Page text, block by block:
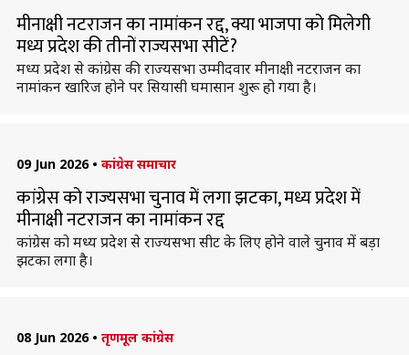
मीनाक्षी नटराजन का नामांकन रद्द, क्या भाजपा को मिलेगी
मध्य प्रदेश की तीनों राज्यसभा सीटें?
मध्य प्रदेश से कांग्रेस की राज्यसभा उम्मीदवार मीनाक्षी नटराजन का
नामांकन खारिज होने पर सियासी घमासान शुरू हो गया है।
09 Jun 2026 • कांग्रेस समाचार
कांग्रेस को राज्यसभा चुनाव में लगा झटका, मध्य प्रदेश में
मीनाक्षी नटराजन का नामांकन रद्द
कांग्रेस को मध्य प्रदेश से राज्यसभा सीट के लिए होने वाले चुनाव में बड़ा
झटका लगा है।
08 Jun 2026 • तृणमूल कांग्रेस